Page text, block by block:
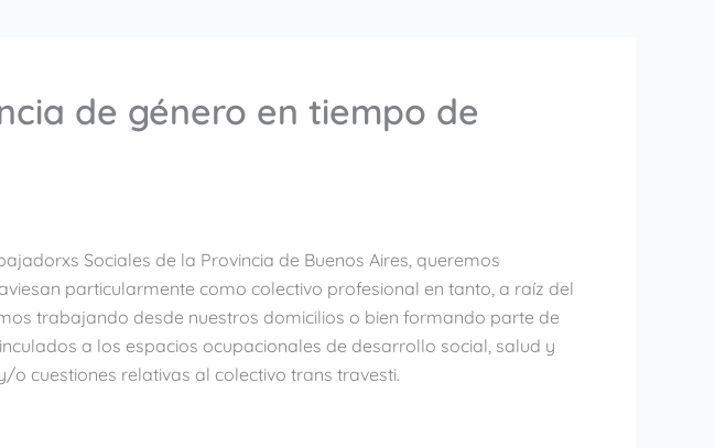
de género en tiempo de
Sociales de la Provincia de Buenos Aires, queremos
particularmente como colectivo profesional en tanto, a raíz del
trabajando desde nuestros domicilios o bien formando parte de
a los espacios ocupacionales de desarrollo social, salud y
cuestiones relativas al colectivo trans travesti.